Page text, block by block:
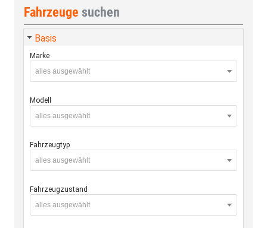
Fahrzeuge suchen
Basis
Marke
alles ausgewählt
Modell
alles ausgewählt
Fahrzeugtyp
alles ausgewählt
Fahrzeugzustand
alles ausgewählt